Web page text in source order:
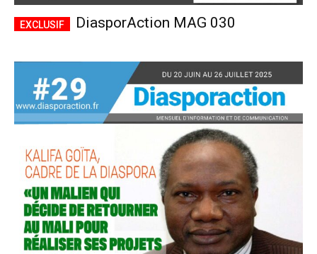
DiasporAction MAG 030